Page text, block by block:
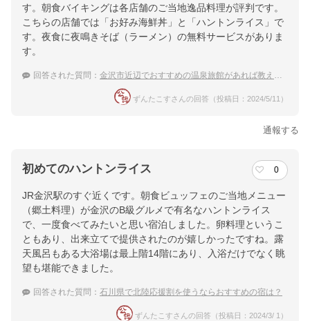
す。朝食バイキングは各店舗のご当地逸品料理が評判です。
こちらの店舗では「お好み海鮮丼」と「ハントンライス」で
す。夜食に夜鳴きそば（ラーメン）の無料サービスがありま
す。
回答された質問： 金沢市近辺でおすすめの温泉旅館があれば教えてください
ずんたこすさんの回答（投稿日：2024/5/11）
通報する
初めてのハントンライス 0
JR金沢駅のすぐ近くです。朝食ビュッフェのご当地メニュー
（郷土料理）が金沢のB級グルメで有名なハントンライス
で、一度食べてみたいと思い宿泊しました。卵料理というこ
ともあり、出来立てで提供されたのが嬉しかったですね。露
天風呂もある大浴場は最上階14階にあり、入浴だけでなく眺
望も堪能できました。
回答された質問： 石川県で北陸応援割を使うならおすすめの宿は？
ずんたこすさんの回答（投稿日：2024/3/ 1）